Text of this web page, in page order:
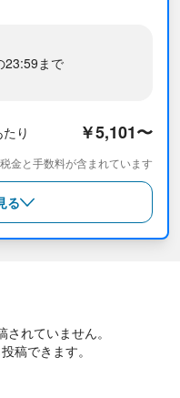
）」では、力強いアート
海女の生活に触れること
jeju）をご確認くださ
メールで送信されたバウ
に記載されているQRコー
QRコード（16桁の数字）
各施設のご利用にはQRコ
当日のみ有効です。
23:59まで
り ￥5,101〜
金と手数料が含まれています
る
れていません。
稿できます。